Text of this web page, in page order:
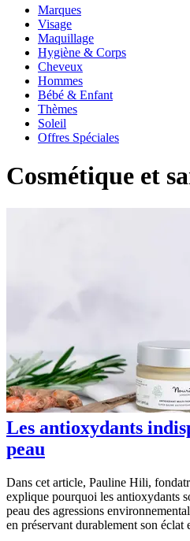
Marques
Visage
Maquillage
Hygiène & Corps
Cheveux
Hommes
Bébé & Enfant
Thèmes
Soleil
Offres Spéciales
Cosmétique et
Les antioxydants
peau
Dans cet article, Pauline Hili,
explique pourquoi les antioxydants
peau des agressions
en préservant durablement son éclat